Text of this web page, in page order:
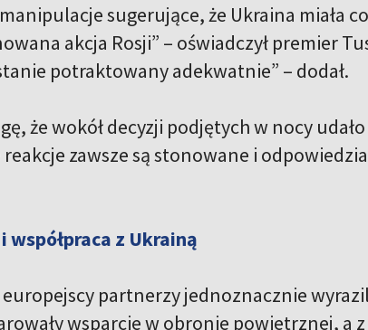
sugerujące, że Ukraina miała
akcja Rosji” – oświadczył premier
potraktowany adekwatnie” – dodał.
że wokół decyzji podjętych w nocy
zawsze są stonowane i
z Ukrainą
partnerzy jednoznacznie
wsparcie w obronie powietrznej, a